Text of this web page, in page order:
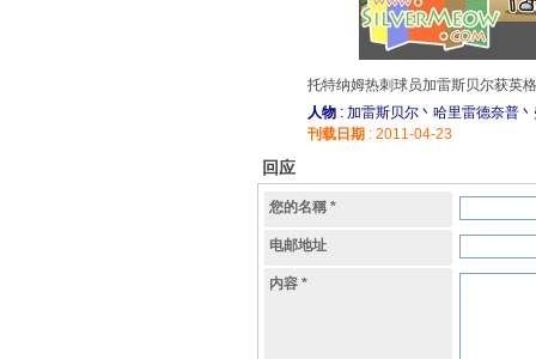
托特纳姆热刺球员加雷斯贝尔获英
人物 : 加雷斯贝尔丶哈里雷德奈普
刊载日期 : 2011-04-23
回应
您的名稱 *
电邮地址
内容 *